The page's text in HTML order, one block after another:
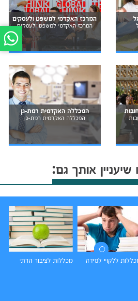
המרכז האקדמי למשפט ולעסקים
המרכז האקדמי למשפט ולעסקים
המכללה האקדמית רמת-גן
המכללה האקדמית רמת-גן
שיעניין אותך גם:
ללקויי למידה מכללות לציבור הדתי